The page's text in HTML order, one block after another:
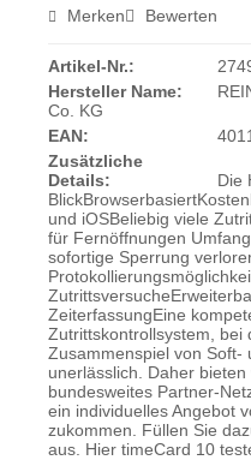
Merken Bewerten
Artikel-Nr.:
Hersteller Name:
Co. KG
EAN:
Zusätzliche
Details:
Die
und iOSBeliebig viele
für Fernöffnungen
sofortige Sperrung
ZeiterfassungEine
Zutrittskontrollsystem, bei
Zusammenspiel von Soft-
unerlässlich. Daher
bundesweites Partner-
ein individuelles Angebot
zukommen. Füllen Sie
aus. Hier timeCard 10